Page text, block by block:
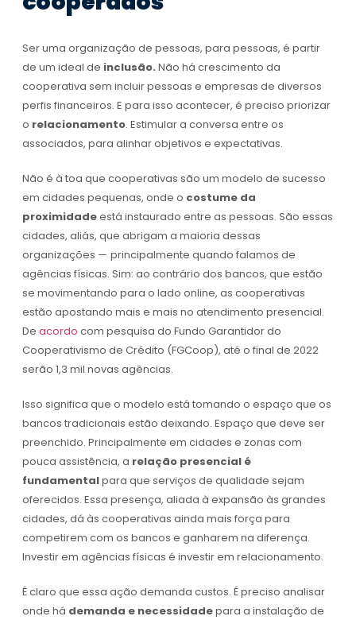
Ser uma organização de pessoas, para pessoas, é partir
de um ideal de inclusão. Não há crescimento da
cooperativa sem incluir pessoas e empresas de diversos
perfis financeiros. E para isso acontecer, é preciso priorizar
o relacionamento. Estimular a conversa entre os
associados, para alinhar objetivos e expectativas.
Não é à toa que cooperativas são um modelo de sucesso
em cidades pequenas, onde o costume da
proximidadeestá instaurado entre as pessoas. São essas
cidades, aliás, que abrigam a maioria dessas
organizações — principalmente quando falamos de
agências físicas. Sim: ao contrário dos bancos, que estão
se movimentando para o lado online, as cooperativas
estão apostando mais e mais no atendimento presencial.
De acordo com pesquisa do Fundo Garantidor do
Cooperativismo de Crédito (FGCoop), até o final de 2022
serão 1,3 mil novas agências.
Isso significa que o modelo está tomando o espaço que os
bancos tradicionais estão deixando. Espaço que deve ser
preenchido. Principalmente em cidades e zonas com
pouca assistência, a relação presencial é
fundamentalpara que serviços de qualidade sejam
oferecidos. Essa presença, aliada à expansão às grandes
cidades, dá às cooperativas ainda mais força para
competirem com os bancos e ganharem na diferença.
Investir em agências físicas é investir em relacionamento.
É claro que essa ação demanda custos. É preciso analisar
onde há demanda e necessidadepara a instalação de